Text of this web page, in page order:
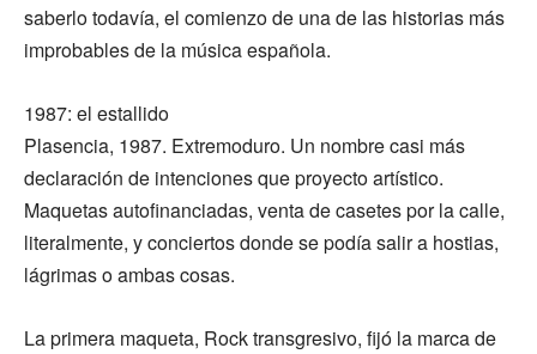
saberlo todavía, el comienzo de una de las historias más
improbables de la música española.
1987: el estallido
Plasencia, 1987. Extremoduro. Un nombre casi más
declaración de intenciones que proyecto artístico.
Maquetas autofinanciadas, venta de casetes por la calle,
literalmente, y conciertos donde se podía salir a hostias,
lágrimas o ambas cosas.
La primera maqueta, Rock transgresivo, fijó la marca de